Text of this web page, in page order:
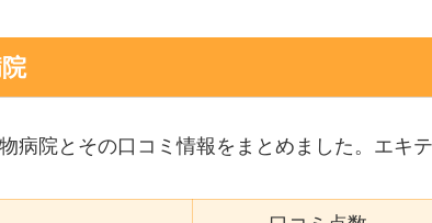
病院とその口コミ情報をまとめました。エキ